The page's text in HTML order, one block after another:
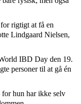
rigtigt at få en
Lindgaard Nielsen,
IBD Day den 19.
personer til at gå én
hun har ikke selv